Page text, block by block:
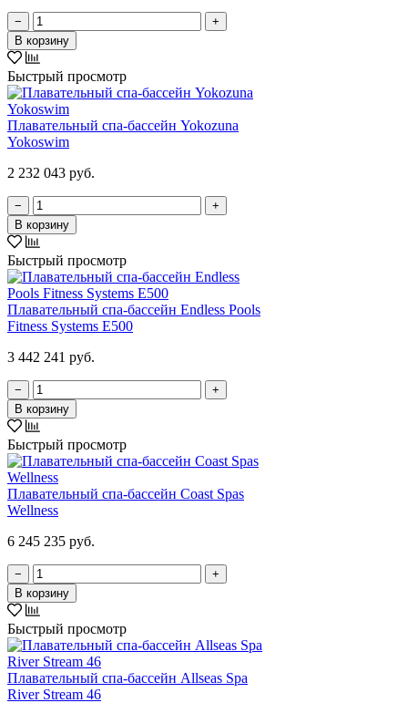
−
+
В корзину
Быстрый просмотр
Плавательный спа-бассейн Yokozuna
Yokoswim
2 232 043 руб.
−
+
В корзину
Быстрый просмотр
Плавательный спа-бассейн Endless Pools
Fitness Systems E500
3 442 241 руб.
−
+
В корзину
Быстрый просмотр
Плавательный спа-бассейн Coast Spas
Wellness
6 245 235 руб.
−
+
В корзину
Быстрый просмотр
Плавательный спа-бассейн Allseas Spa
River Stream 46